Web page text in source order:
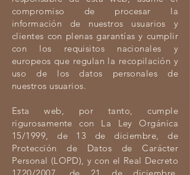
compromiso de procesar la
información de nuestros usuarios y
clientes con plenas garantías y cumplir
con los requisitos nacionales y
europeos que regulan la recopilación y
uso de los datos personales de
nuestros usuarios.
Esta web, por tanto, cumple
rigurosamente con La Ley Orgánica
15/1999, de 13 de diciembre, de
Protección de Datos de Carácter
Personal (LOPD), y con el Real Decreto